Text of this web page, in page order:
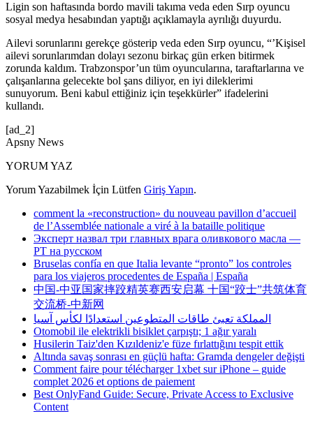
Ligin son haftasında bordo mavili takıma veda eden Sırp oyuncu
sosyal medya hesabından yaptığı açıklamayla ayrılığı duyurdu.
Ailevi sorunlarını gerekçe gösterip veda eden Sırp oyuncu, “’Kişisel
ailevi sorunlarımdan dolayı sezonu birkaç gün erken bitirmek
zorunda kaldım. Trabzonspor’un tüm oyuncularına, taraftarlarına ve
çalışanlarına gelecekte bol şans diliyor, en iyi dileklerimi
sunuyorum. Beni kabul ettiğiniz için teşekkürler” ifadelerini
kullandı.
[ad_2]
Apsny News
YORUM YAZ
Yorum Yazabilmek İçin Lütfen Giriş Yapın.
comment la «reconstruction» du nouveau pavillon d’accueil
de l’Assemblée nationale a viré à la bataille politique
Эксперт назвал три главных врага оливкового масла —
РТ на русском
Bruselas confía en que Italia levante “pronto” los controles
para los viajeros procedentes de España | España
中国-中亚国家摔跤精英赛西安启幕 十国“跤士”共筑体育
交流桥-中新网
المملكة تعبئ طاقات المتطوعين استعدادًا لكأس آسيا
Otomobil ile elektrikli bisiklet çarpıştı; 1 ağır yaralı
Husilerin Taiz'den Kızıldeniz'e füze fırlattığını tespit ettik
Altında savaş sonrası en güçlü hafta: Gramda dengeler değişti
Comment faire pour télécharger 1xbet sur iPhone – guide
complet 2026 et options de paiement
Best OnlyFand Guide: Secure, Private Access to Exclusive
Content